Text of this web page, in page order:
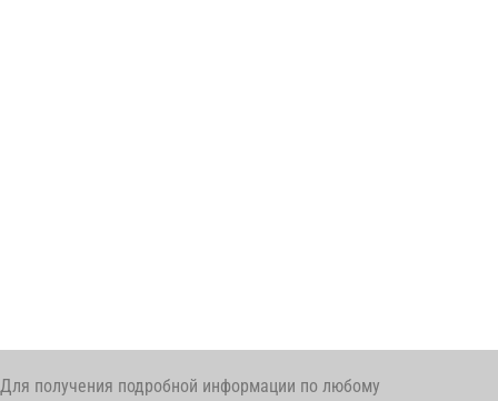
Для получения подробной информации по любому